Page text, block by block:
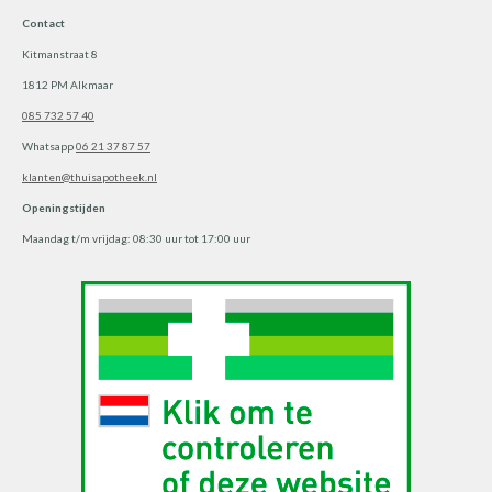
r
a
m
Contact
Kitmanstraat 8
1812 PM Alkmaar
085 732 57 40
Whatsapp06 21 37 87 57
klanten@thuisapotheek.nl
Openingstijden
Maandag t/m vrijdag: 08:30 uur tot 17:00 uur